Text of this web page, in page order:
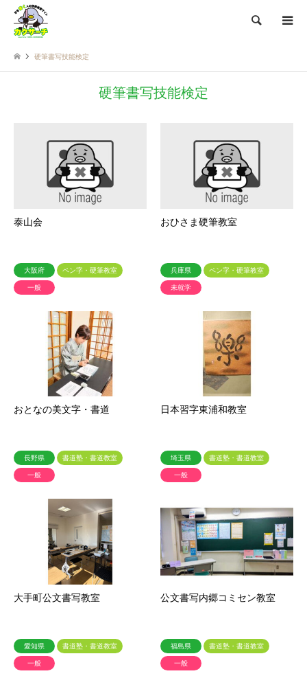
検索
硬筆書写技能検定
硬筆書写技能検定
泰山会
大阪府
ペン字・硬筆教室
一般
おひさま硬筆教室
兵庫県
ペン字・硬筆教室
未就学
おとなの美文字・書道
長野県
書道塾・書道教室
一般
日本習字東浦和教室
埼玉県
書道塾・書道教室
一般
大手町公文書写教室
愛知県
書道塾・書道教室
一般
公文書写内郷コミセン教室
福島県
書道塾・書道教室
一般